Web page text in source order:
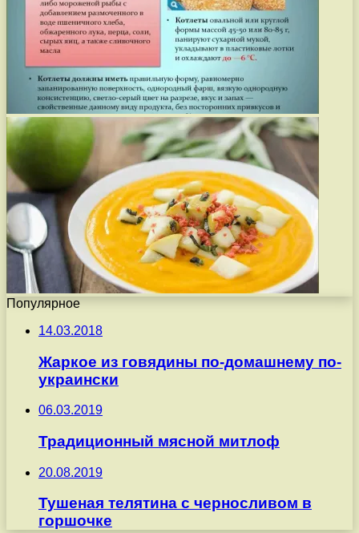
Популярное
14.03.2018
Жаркое из говядины по-домашнему по-
украински
06.03.2019
Традиционный мясной митлоф
20.08.2019
Тушеная телятина с черносливом в
горшочке